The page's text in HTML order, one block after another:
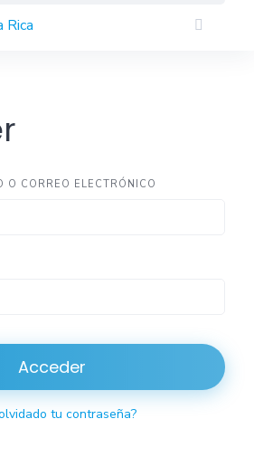
O CORREO ELECTRÓNICO
Acceder
tu contraseña?